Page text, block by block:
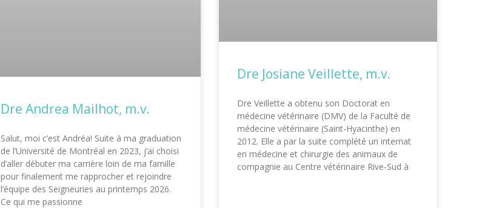
Dre Andrea Mailhot, m.v.
Salut, moi c’est Andréa! Suite à ma graduation
de l’Université de Montréal en 2023, j’ai choisi
d’aller débuter ma carrière loin de ma famille
pour finalement me rapprocher et rejoindre
l’équipe des Seigneuries au printemps 2026.
Ce qui me passionne
Dre Josiane Veillette, m.v.
Dre Veillette a obtenu son Doctorat en
médecine vétérinaire (DMV) de la Faculté de
médecine vétérinaire (Saint-Hyacinthe) en
2012. Elle a par la suite complété un internat
en médecine et chirurgie des animaux de
compagnie au Centre vétérinaire Rive-Sud à